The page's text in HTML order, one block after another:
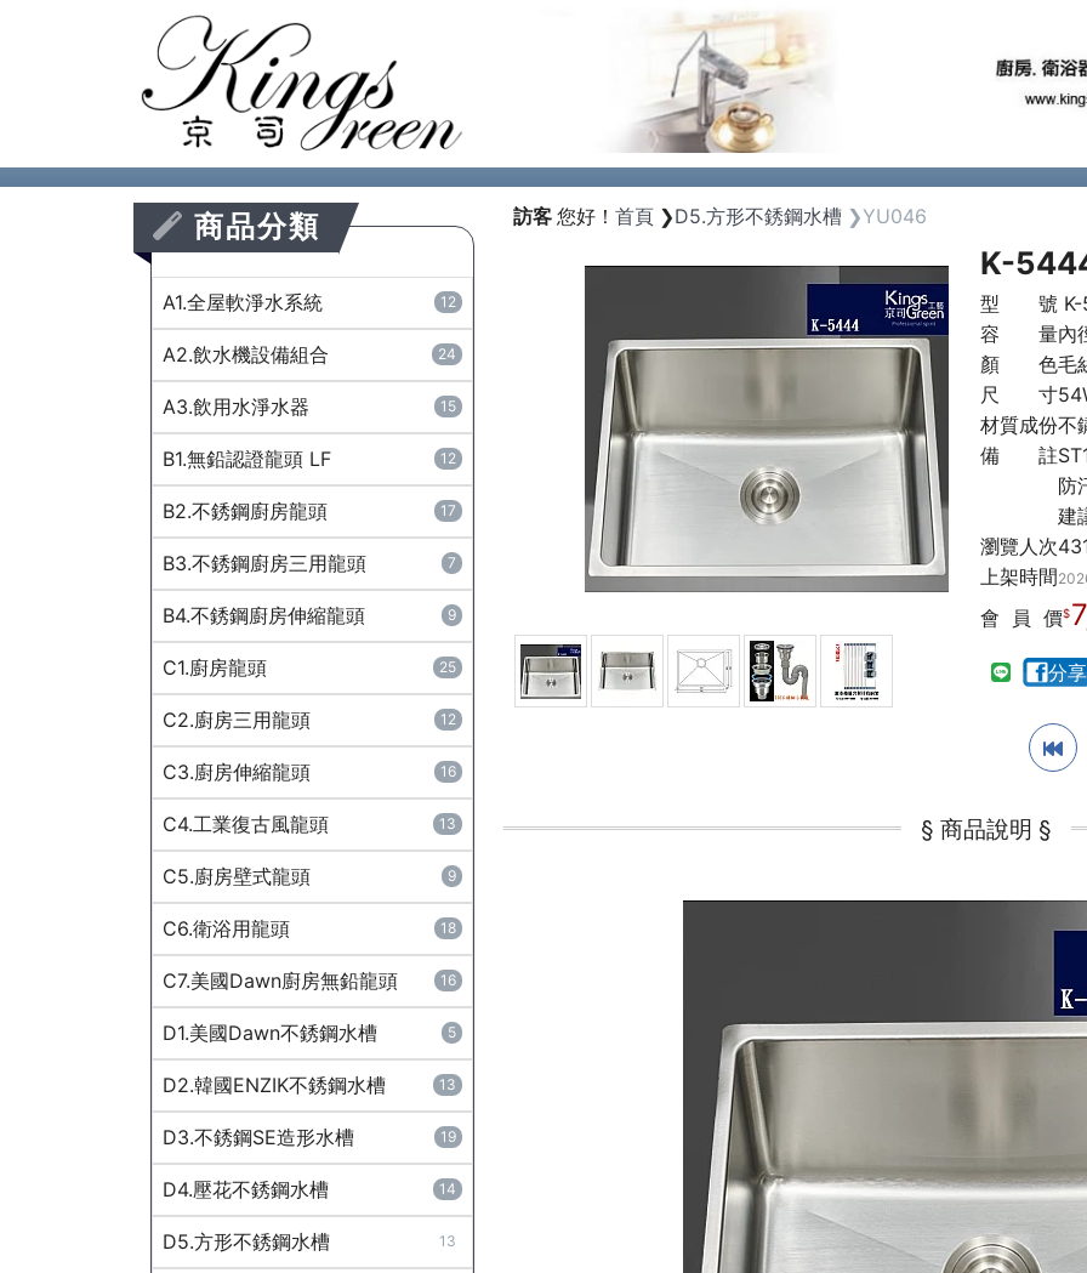
商品分類
A1.全屋軟淨水系統 12
A2.飲水機設備組合 24
A3.飲用水淨水器 15
B1.無鉛認證龍頭 LF 12
B2.不銹鋼廚房龍頭 17
B3.不銹鋼廚房三用龍頭 7
B4.不銹鋼廚房伸縮龍頭 9
C1.廚房龍頭 25
C2.廚房三用龍頭 12
C3.廚房伸縮龍頭 16
C4.工業復古風龍頭 13
C5.廚房壁式龍頭 9
C6.衛浴用龍頭 18
C7.美國Dawn廚房無鉛龍頭 16
D1.美國Dawn不銹鋼水槽 5
D2.韓國ENZIK不銹鋼水槽 13
D3.不銹鋼SE造形水槽 19
D4.壓花不銹鋼水槽 14
D5.方形不銹鋼水槽 13
訪客 您好！ 首頁 D5.方形不銹鋼水槽 YU046
K-
型 號
容 量內
顏 色毛
尺 寸
材質成份不
備 註
防
建
瀏覽人次
上架時間
會 員 價